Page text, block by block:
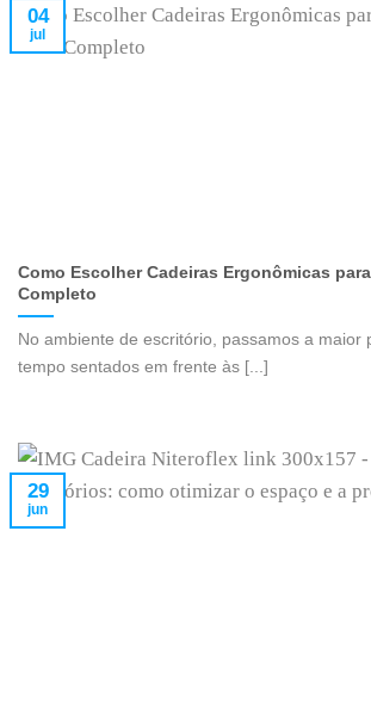
Como Escolher Cadeiras Ergonômicas
Completo
No ambiente de escritório, passamos a maior
tempo sentados em frente às [...]
04
jul
29
jun